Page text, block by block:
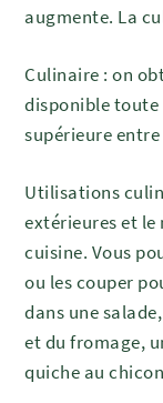
augmente. La
Culinaire : on
disponible toute
supérieure
Utilisations
extérieures et
cuisine. Vous
ou les couper
dans une
et du fromage,
quiche au